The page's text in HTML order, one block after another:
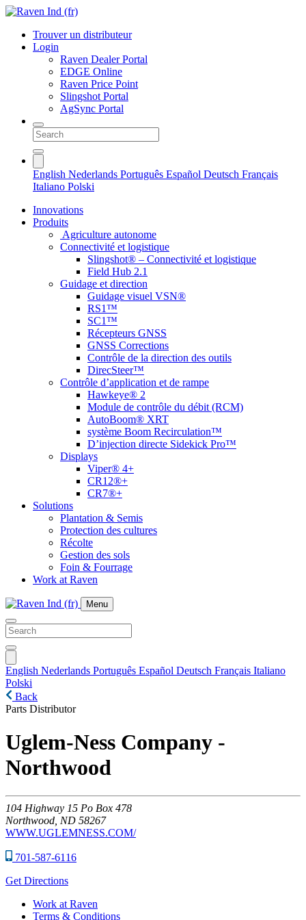
Trouver un distributeur
Login
Raven Dealer Portal
EDGE Online
Raven Price Point
Slingshot Portal
AgSync Portal
English Nederlands Português Español Deutsch Français
Italiano Polski
Innovations
Produits
Agriculture autonome
Connectivité et logistique
Slingshot® – Connectivité et logistique
Field Hub 2.1
Guidage et direction
Guidage visuel VSN®
RS1™
SC1™
Récepteurs GNSS
GNSS Corrections
Contrôle de la direction des outils
DirecSteer™
Contrôle d’application et de rampe
Hawkeye® 2
Module de contrôle du débit (RCM)
AutoBoom® XRT
système Boom Recirculation™
D’injection directe Sidekick Pro™
Displays
Viper® 4+
CR12®+
CR7®+
Solutions
Plantation & Semis
Protection des cultures
Récolte
Gestion des sols
Foin & Fourrage
Work at Raven
Menu
English Nederlands Português Español Deutsch Français Italiano
Polski
Back
Parts Distributor
Uglem-Ness Company -
Northwood
104 Highway 15 Po Box 478
Northwood, ND 58267
WWW.UGLEMNESS.COM/
701-587-6116
Get Directions
Work at Raven
Terms & Conditions